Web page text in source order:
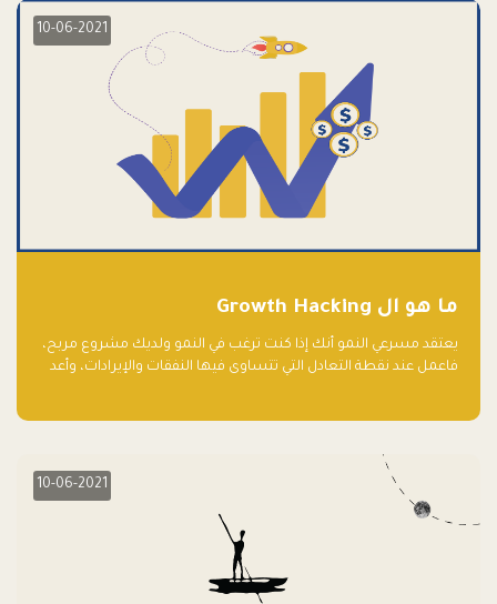
10-06-2021
ما هو ال Growth Hacking
يعتقد مسرعي النمو أنك إذا كنت ترغب في النمو ولديك مشروع مربح،
فاعمل عند نقطة التعادل التي تتساوى فيها النفقات والإيرادات، وأعد
10-06-2021